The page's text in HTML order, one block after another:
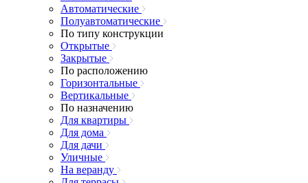
Автоматические
Полуавтоматические
По типу конструкции
Открытые
Закрытые
По расположению
Горизонтальные
Вертикальные
По назначению
Для квартиры
Для дома
Для дачи
Уличные
На веранду